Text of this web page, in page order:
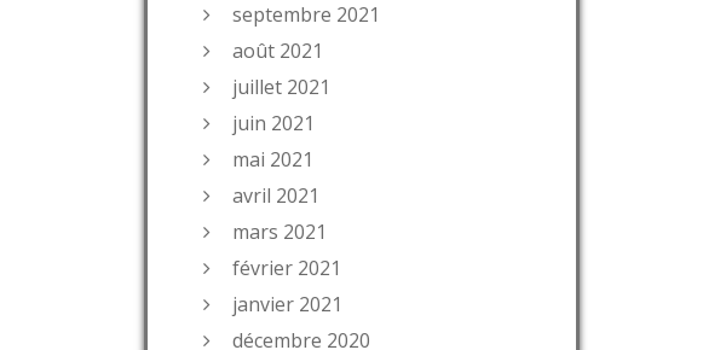
septembre 2021
août 2021
juillet 2021
juin 2021
mai 2021
avril 2021
mars 2021
février 2021
janvier 2021
décembre 2020